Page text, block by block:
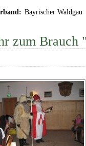
Bayrischer Waldgau
zum Brauch